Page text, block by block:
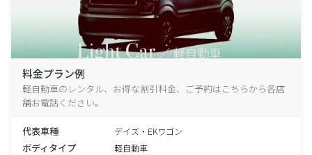
料金プラン例
軽自動車のレンタル、お得な割引料金、ご予約はこちらから各店
舗お電話ください。
代表車種 デイズ・EKワゴン
ボディタイプ 軽自動車